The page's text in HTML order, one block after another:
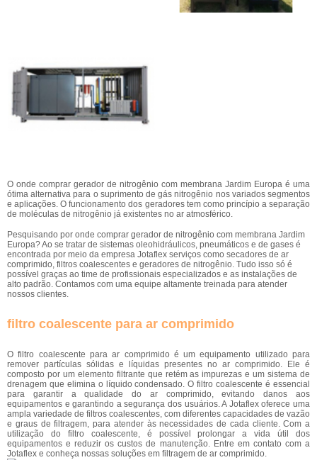
O onde comprar gerador de nitrogênio com membrana Jardim Europa é uma
ótima alternativa para o suprimento de gás nitrogênio nos variados segmentos
e aplicações. O funcionamento dos geradores tem como princípio a separação
de moléculas de nitrogênio já existentes no ar atmosférico.
Pesquisando por onde comprar gerador de nitrogênio com membrana Jardim
Europa? Ao se tratar de sistemas oleohidráulicos, pneumáticos e de gases é
encontrada por meio da empresa Jotaflex serviços como secadores de ar
comprimido, filtros coalescentes e geradores de nitrogênio. Tudo isso só é
possível graças ao time de profissionais especializados e as instalações de
alto padrão. Contamos com uma equipe altamente treinada para atender
nossos clientes.
filtro coalescente para ar comprimido
O filtro coalescente para ar comprimido é um equipamento utilizado para
remover partículas sólidas e líquidas presentes no ar comprimido. Ele é
composto por um elemento filtrante que retém as impurezas e um sistema de
drenagem que elimina o líquido condensado. O filtro coalescente é essencial
para garantir a qualidade do ar comprimido, evitando danos aos
equipamentos e garantindo a segurança dos usuários. A Jotaflex oferece uma
ampla variedade de filtros coalescentes, com diferentes capacidades de vazão
e graus de filtragem, para atender às necessidades de cada cliente. Com a
utilização do filtro coalescente, é possível prolongar a vida útil dos
equipamentos e reduzir os custos de manutenção. Entre em contato com a
Jotaflex e conheça nossas soluções em filtragem de ar comprimido.